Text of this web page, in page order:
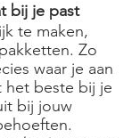
bij je past
te maken,
Zo
waar je aan
het beste bij je
bij jouw